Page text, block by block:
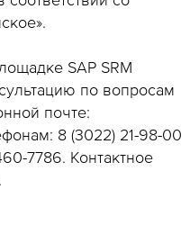
SAP SRM
по вопросам
почте:
8 (3022) 21-98-00
7786. Контактное